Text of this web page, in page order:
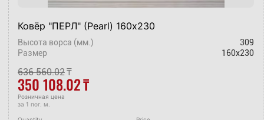
Ковёр "ПЕРЛ" (Pearl) 160х230
Высота ворса (мм.)
309
Размер
160x230
636 560.02₸
350 108.02₸
Розничная цена
за 1 пог. м.